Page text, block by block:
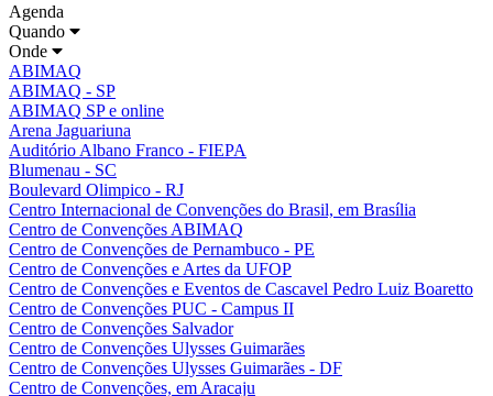
Agenda
Quando
Onde
ABIMAQ
ABIMAQ - SP
ABIMAQ SP e online
Arena Jaguariuna
Auditório Albano Franco - FIEPA
Blumenau - SC
Boulevard Olimpico - RJ
Centro Internacional de Convenções do Brasil, em Brasília
Centro de Convenções ABIMAQ
Centro de Convenções de Pernambuco - PE
Centro de Convenções e Artes da UFOP
Centro de Convenções e Eventos de Cascavel Pedro Luiz Boaretto
Centro de Convenções PUC - Campus II
Centro de Convenções Salvador
Centro de Convenções Ulysses Guimarães
Centro de Convenções Ulysses Guimarães - DF
Centro de Convenções, em Aracaju